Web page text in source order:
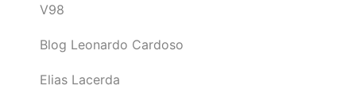
V98
Blog Leonardo Cardoso
Elias Lacerda